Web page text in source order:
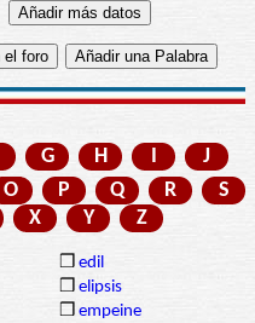
G H I
J
O P Q R
S
X Y Z
❒ edil
❒ elipsis
❒ empeine